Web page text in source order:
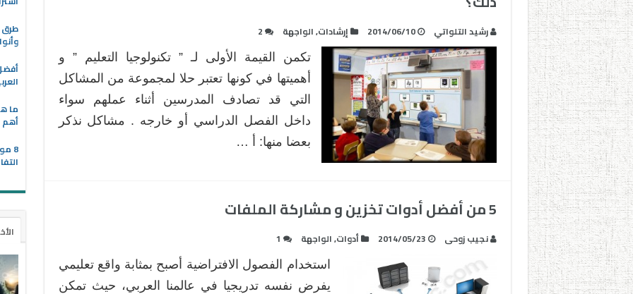
رشيد التلواتي 2014/06/10 إرشادات,الواجهة 2
تكمن القيمة الأولى لـ ” تكنولوجيا التعليم ” و
أهميتها في كونها تعتبر حلا لمجموعة من المشاكل
التي قد تصادف المدرسين أثناء عملهم سواء
داخل الفصل الدراسي أو خارجه . مشاكل نذكر
بعضا منها: أ …
5 من أفضل أدوات تخزين و مشاركة الملفات
نجيب زوحى 2014/05/23 أدوات,الواجهة 1
استخدام الفصول الافتراضية أصبح بمثابة واقع تعليمي
يفرض نفسه تدريجيا في عالمنا العربي، حيث تمكن
طرق
ما
أهم
8